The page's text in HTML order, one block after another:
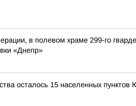
в полевом храме 299-го
«Днепр»
осталось 15 населенных пунктов